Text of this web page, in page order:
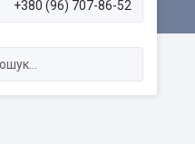
+380 (96) 707-86-52